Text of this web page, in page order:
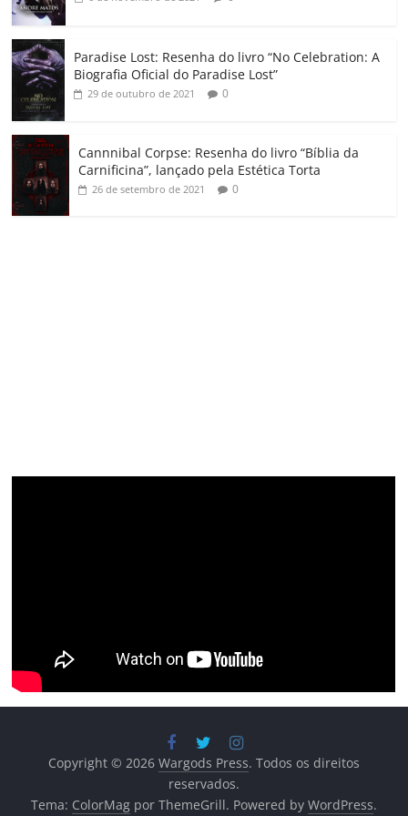
Paradise Lost: Resenha do livro “No Celebration: A
Biografia Oficial do Paradise Lost”
29 de outubro de 2021 0
Cannnibal Corpse: Resenha do livro “Bíblia da
Carnificina”, lançado pela Estética Torta
26 de setembro de 2021 0
Copyright © 2026 Wargods Press. Todos os direitos
reservados.
Tema: ColorMagpor ThemeGrill. Powered by WordPress.